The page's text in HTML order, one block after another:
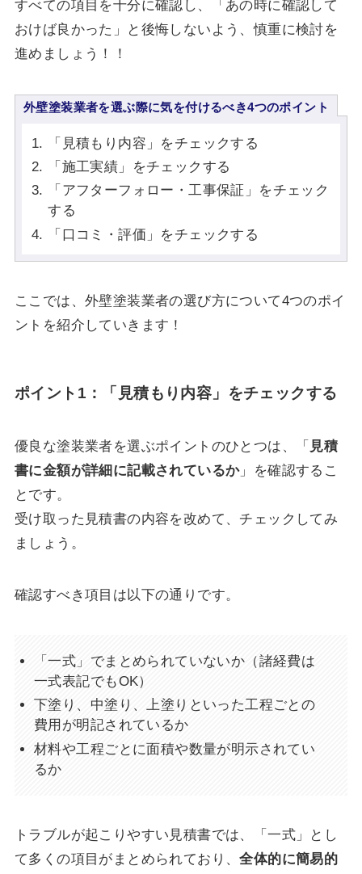
すべての項目を十分に確認し、「あの時に確認して
おけば良かった」と後悔しないよう、慎重に検討を
進めましょう！！
外壁塗装業者を選ぶ際に気を付けるべき4つのポイント
「見積もり内容」をチェックする
「施工実績」をチェックする
「アフターフォロー・工事保証」をチェック
する
「口コミ・評価」をチェックする
ここでは、外壁塗装業者の選び方について4つのポイ
ントを紹介していきます！
ポイント1：「見積もり内容」をチェックする
優良な塗装業者を選ぶポイントのひとつは、「 見積
書に金額が詳細に記載されているか」を確認するこ
とです。
受け取った見積書の内容を改めて、チェックしてみ
ましょう。
確認すべき項目は以下の通りです。
「一式」でまとめられていないか（諸経費は
一式表記でもOK）
下塗り、中塗り、上塗りといった工程ごとの
費用が明記されているか
材料や工程ごとに面積や数量が明示されてい
るか
トラブルが起こりやすい見積書では、「一式」とし
て多くの項目がまとめられており、全体的に簡易的